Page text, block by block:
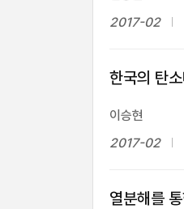
2017-02
한국의 탄
이승현
2017-02
열분해를